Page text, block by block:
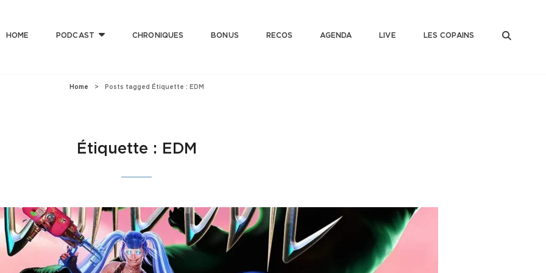
HOME PODCAST CHRONIQUES BONUS RECOS AGENDA LIVE LES COPAINS
Home > Posts tagged Étiquette : EDM
Étiquette : EDM